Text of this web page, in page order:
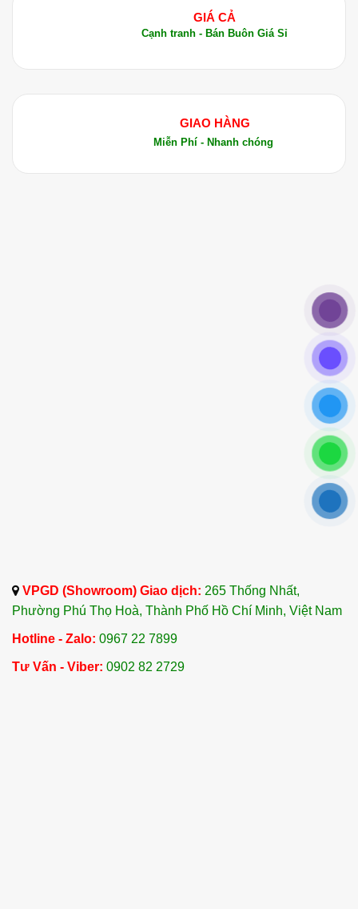
GIÁ CẢ
Cạnh tranh - Bán Buôn Giá Sỉ
GIAO HÀNG
Miễn Phí - Nhanh chóng
VPGD (Showroom) Giao dịch: 265 Thống Nhất,
Phường Phú Thọ Hoà, Thành Phố Hồ Chí Minh, Việt Nam
Hotline - Zalo: 0967 22 7899
Tư Vấn - Viber: 0902 82 2729